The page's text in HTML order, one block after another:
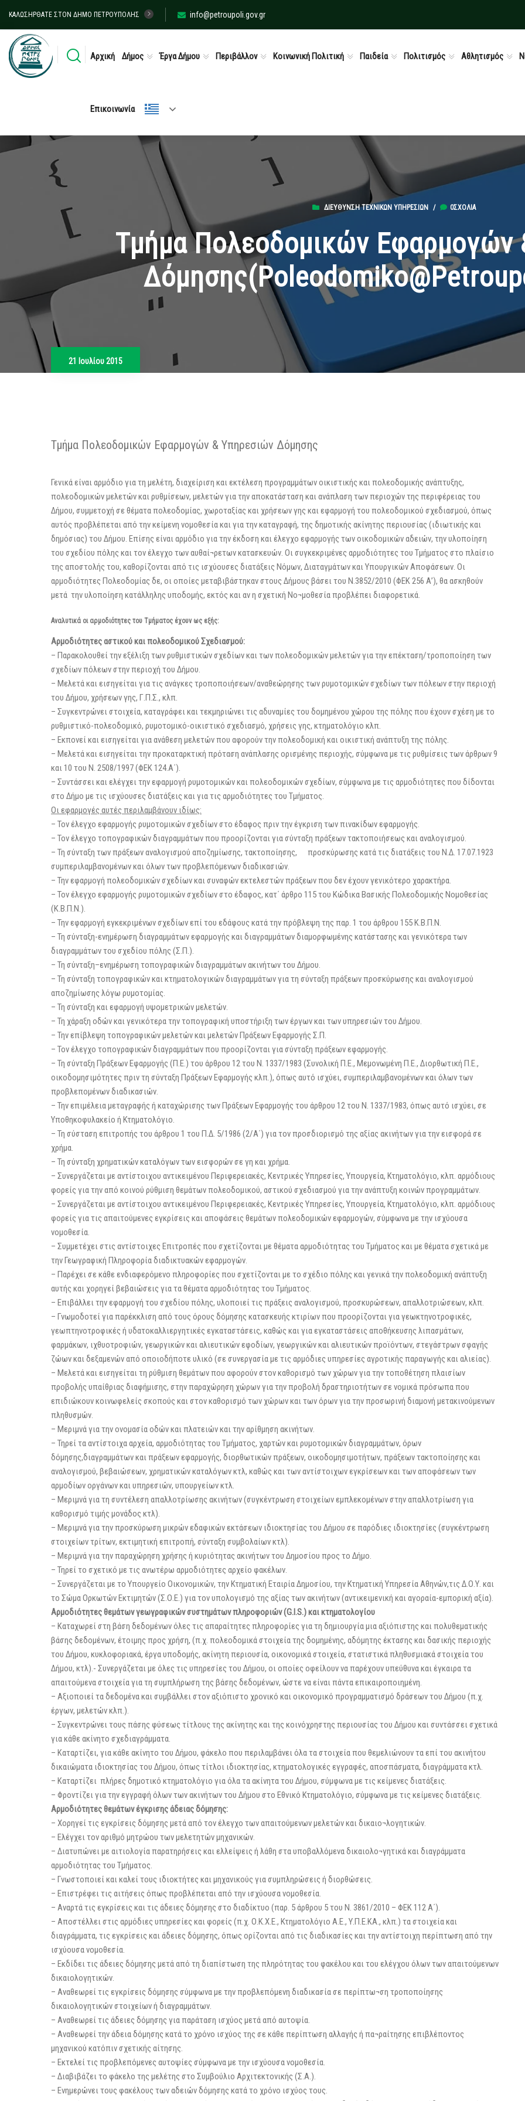
ΚΑΛΩΣΉΡΘΑΤΕ ΣΤΟΝ ΔΉΜΟ ΠΕΤΡΟΎΠΟΛΗΣ info@petroupoli.gov.gr
Αρχική Δήμος Έργα Δήμου Περιβάλλον Κοινωνική Πολιτική Παιδεία Πολιτισμός Αθλητισμός
Επικοινωνία
ΔΙΕΎΘΥΝΣΗ ΤΕΧΝΙΚΏΝ ΥΠΗΡΕΣΙΏΝ / 0ΣΧΌΛΙΑ
Τμήμα Πολεοδομικών Εφαρμογών
21 Ιουλίου 2015
Τμήμα Πολεοδομικών Εφαρμογών & Υπηρεσιών Δόμησης
Γενικά είναι αρμόδιο για τη μελέτη, διαχείριση και εκτέλεση προγραμμάτων οικιστικής και πολεοδομικής ανάπτυξης,
πολεοδομικών μελετών και ρυθμίσεων, μελετών για την αποκατάσταση και ανάπλαση των περιοχών της περιφέρειας του
Δήμου, συμμετοχή σε θέματα πολεοδομίας, χωροταξίας και χρήσεων γης και εφαρμογή του πολεοδομικού σχεδιασμού, όπως
αυτός προβλέπεται από την κείμενη νομοθεσία και για την καταγραφή, της δημοτικής ακίνητης περιουσίας (ιδιωτικής και
δημόσιας) του Δήμου. Επίσης είναι αρμόδιο για την έκδοση και έλεγχο εφαρμογής των οικοδομικών αδειών, την υλοποίηση
του σχεδίου πόλης και τον έλεγχο των αυθαί¬ρετων κατασκευών. Οι συγκεκριμένες αρμοδιότητες του Τμήματος στο πλαίσιο
της αποστολής του, καθορίζονται από τις ισχύουσες διατάξεις Νόμων, Διαταγμάτων και Υπουργικών Αποφάσεων. Οι
αρμοδιότητες Πολεοδομίας δε, οι οποίες μεταβιβάστηκαν στους Δήμους βάσει του Ν.3852/2010 (ΦΕΚ 256 Α’), θα ασκηθούν
μετά την υλοποίηση κατάλληλης υποδομής, εκτός και αν η σχετική Νο¬μοθεσία προβλέπει διαφορετικά.
Αναλυτικά οι αρμοδιότητες του Τμήματος έχουν ως εξής:
Αρμοδιότητες αστικού και πολεοδομικού Σχεδιασμού:
– Παρακολουθεί την εξέλιξη των ρυθμιστικών σχεδίων και των πολεοδομικών μελετών για την επέκταση/τροποποίηση των
σχεδίων πόλεων στην περιοχή του Δήμου.
– Μελετά και εισηγείται για τις ανάγκες τροποποιήσεων/αναθεώρησης των ρυμοτομικών σχεδίων των πόλεων στην περιοχή
του Δήμου, χρήσεων γης, Γ.Π.Σ., κλπ.
– Συγκεντρώνει στοιχεία, καταγράφει και τεκμηριώνει τις αδυναμίες του δομημένου χώρου της πόλης που έχουν σχέση με το
ρυθμιστικό-πολεοδομικό, ρυμοτομικό-οικιστικό σχεδιασμό, χρήσεις γης, κτηματολόγιο κλπ.
– Εκπονεί και εισηγείται για ανάθεση μελετών που αφορούν την πολεοδομική και οικιστική ανάπτυξη της πόλης.
– Μελετά και εισηγείται την προκαταρκτική πρόταση ανάπλασης ορισμένης περιοχής, σύμφωνα με τις ρυθμίσεις των άρθρων 9
και 10 του Ν. 2508/1997 (ΦΕΚ 124.Α΄).
– Συντάσσει και ελέγχει την εφαρμογή ρυμοτομικών και πολεοδομικών σχεδίων, σύμφωνα με τις αρμοδιότητες που δίδονται
στο Δήμο με τις ισχύουσες διατάξεις και για τις αρμοδιότητες του Τμήματος.
Οι εφαρμογές αυτές περιλαμβάνουν ιδίως:
– Τον έλεγχο εφαρμογής ρυμοτομικών σχεδίων στο έδαφος πριν την έγκριση των πινακίδων εφαρμογής.
– Τον έλεγχο τοπογραφικών διαγραμμάτων που προορίζονται για σύνταξη πράξεων τακτοποιήσεως και αναλογισμού.
– Τη σύνταξη των πράξεων αναλογισμού αποζημίωσης, τακτοποίησης, προσκύρωσης κατά τις διατάξεις του Ν.Δ. 17.07.1923
συμπεριλαμβανομένων και όλων των προβλεπόμενων διαδικασιών.
– Την εφαρμογή πολεοδομικών σχεδίων και συναφών εκτελεστών πράξεων που δεν έχουν γενικότερο χαρακτήρα.
– Τον έλεγχο εφαρμογής ρυμοτομικών σχεδίων στο έδαφος, κατ΄ άρθρο 115 του Κώδικα Βασικής Πολεοδομικής Νομοθεσίας
(Κ.Β.Π.Ν.).
– Την εφαρμογή εγκεκριμένων σχεδίων επί του εδάφους κατά την πρόβλεψη της παρ. 1 του άρθρου 155 Κ.Β.Π.Ν.
– Τη σύνταξη-ενημέρωση διαγραμμάτων εφαρμογής και διαγραμμάτων διαμορφωμένης κατάστασης και γενικότερα των
διαγραμμάτων του σχεδίου πόλης (Σ.Π.).
– Τη σύνταξη–ενημέρωση τοπογραφικών διαγραμμάτων ακινήτων του Δήμου.
– Τη σύνταξη τοπογραφικών και κτηματολογικών διαγραμμάτων για τη σύνταξη πράξεων προσκύρωσης και αναλογισμού
αποζημίωσης λόγω ρυμοτομίας.
– Τη σύνταξη και εφαρμογή υψομετρικών μελετών.
– Τη χάραξη οδών και γενικότερα την τοπογραφική υποστήριξη των έργων και των υπηρεσιών του Δήμου.
– Την επίβλεψη τοπογραφικών μελετών και μελετών Πράξεων Εφαρμογής Σ.Π.
– Τον έλεγχο τοπογραφικών διαγραμμάτων που προορίζονται για σύνταξη πράξεων εφαρμογής.
– Τη σύνταξη Πράξεων Εφαρμογής (Π.Ε.) του άρθρου 12 του Ν. 1337/1983 (Συνολική Π.Ε., Μεμονωμένη Π.Ε., Διορθωτική Π.Ε.,
οικοδομησιμότητες πριν τη σύνταξη Πράξεων Εφαρμογής κλπ.), όπως αυτό ισχύει, συμπεριλαμβανομένων και όλων των
προβλεπομένων διαδικασιών.
– Την επιμέλεια μεταγραφής ή καταχώρισης των Πράξεων Εφαρμογής του άρθρου 12 του Ν. 1337/1983, όπως αυτό ισχύει, σε
Υποθηκοφυλακείο ή Κτηματολόγιο.
– Τη σύσταση επιτροπής του άρθρου 1 του Π.Δ. 5/1986 (2/Α΄) για τον προσδιορισμό της αξίας ακινήτων για την εισφορά σε
χρήμα.
– Τη σύνταξη χρηματικών καταλόγων των εισφορών σε γη και χρήμα.
– Συνεργάζεται με αντίστοιχου αντικειμένου Περιφερειακές, Κεντρικές Υπηρεσίες, Υπουργεία, Κτηματολόγιο, κλπ. αρμόδιους
φορείς για την από κοινού ρύθμιση θεμάτων πολεοδομικού, αστικού σχεδιασμού για την ανάπτυξη κοινών προγραμμάτων.
– Συνεργάζεται με αντίστοιχου αντικειμένου Περιφερειακές, Κεντρικές Υπηρεσίες, Υπουργεία, Κτηματολόγιο, κλπ. αρμόδιους
φορείς για τις απαιτούμενες εγκρίσεις και αποφάσεις θεμάτων πολεοδομικών εφαρμογών, σύμφωνα με την ισχύουσα
νομοθεσία.
– Συμμετέχει στις αντίστοιχες Επιτροπές που σχετίζονται με θέματα αρμοδιότητας του Τμήματος και με θέματα σχετικά με
την Γεωγραφική Πληροφορία διαδικτυακών εφαρμογών.
– Παρέχει σε κάθε ενδιαφερόμενο πληροφορίες που σχετίζονται με το σχέδιο πόλης και γενικά την πολεοδομική ανάπτυξη
αυτής και χορηγεί βεβαιώσεις για τα θέματα αρμοδιότητας του Τμήματος.
– Επιβάλλει την εφαρμογή του σχεδίου πόλης, υλοποιεί τις πράξεις αναλογισμού, προσκυρώσεων, απαλλοτριώσεων, κλπ.
– Γνωμοδοτεί για παρέκκλιση από τους όρους δόμησης κατασκευής κτιρίων που προορίζονται για γεωκτηνοτροφικές,
γεωπτηνοτροφικές ή υδατοκαλλιεργητικές εγκαταστάσεις, καθώς και για εγκαταστάσεις αποθήκευσης λιπασμάτων,
φαρμάκων, ιχθυοτροφιών, γεωργικών και αλιευτικών εφοδίων, γεωργικών και αλιευτικών προϊόντων, στεγάστρων σφαγής
ζώων και δεξαμενών από οποιοδήποτε υλικό (σε συνεργασία με τις αρμόδιες υπηρεσίες αγροτικής παραγωγής και αλιείας).
– Μελετά και εισηγείται τη ρύθμιση θεμάτων που αφορούν στον καθορισμό των χώρων για την τοποθέτηση πλαισίων
προβολής υπαίθριας διαφήμισης, στην παραχώρηση χώρων για την προβολή δραστηριοτήτων σε νομικά πρόσωπα που
επιδιώκουν κοινωφελείς σκοπούς και στον καθορισμό των χώρων και των όρων για την προσωρινή διαμονή μετακινούμενων
πληθυσμών.
– Μεριμνά για την ονομασία οδών και πλατειών και την αρίθμηση ακινήτων.
– Τηρεί τα αντίστοιχα αρχεία, αρμοδιότητας του Τμήματος, χαρτών και ρυµοτοµικών διαγραµµάτων, όρων
δόµησης,διαγραµµάτων και πράξεων εφαρµογής, διορθωτικών πράξεων, οικοδομησιμοτήτων, πράξεων τακτοποίησης και
αναλογισµού, βεβαιώσεων, χρηματικών καταλόγων κτλ, καθώς και των αντίστοιχων εγκρίσεων και των αποφάσεων των
αρμοδίων οργάνων και υπηρεσιών, υπουργείων κτλ.
– Μεριμνά για τη συντέλεση απαλλοτρίωσης ακινήτων (συγκέντρωση στοιχείων εμπλεκομένων στην απαλλοτρίωση για
καθορισμό τιμής μονάδος κτλ).
– Μεριμνά για την προσκύρωση μικρών εδαφικών εκτάσεων ιδιοκτησίας του Δήμου σε παρόδιες ιδιοκτησίες (συγκέντρωση
στοιχείων τρίτων, εκτιμητική επιτροπή, σύνταξη συμβολαίων κτλ).
– Μεριμνά για την παραχώρηση χρήσης ή κυριότητας ακινήτων του Δημοσίου προς το Δήμο.
– Τηρεί το σχετικό με τις ανωτέρω αρμοδιότητες αρχείο φακέλων.
– Συνεργάζεται με το Υπουργείο Οικονομικών, την Κτηματική Εταιρία Δημοσίου, την Κτηματική Υπηρεσία Αθηνών,τις Δ.Ο.Υ. και
το Σώμα Ορκωτών Εκτιμητών (Σ.Ο.Ε.) για τον υπολογισμό της αξίας των ακινήτων (αντικειμενική και αγοραία-εμπορική αξία).
Αρμοδιότητες θεμάτων γεωγραφικών συστημάτων πληροφοριών (G.I.S.) και κτηματολογίου
– Καταχωρεί στη βάση δεδομένων όλες τις απαραίτητες πληροφορίες για τη δημιουργία μια αξιόπιστης και πολυθεματικής
βάσης δεδομένων, έτοιμης προς χρήση, (π.χ. πολεοδομικά στοιχεία της δομημένης, αδόμητης έκτασης και δασικής περιοχής
του Δήμου, κυκλοφοριακά, έργα υποδομής, ακίνητη περιουσία, οικονομικά στοιχεία, στατιστικά πληθυσμιακά στοιχεία του
Δήμου, κτλ).- Συνεργάζεται με όλες τις υπηρεσίες του Δήμου, οι οποίες οφείλουν να παρέχουν υπεύθυνα και έγκαιρα τα
απαιτούμενα στοιχεία για τη συμπλήρωση της βάσης δεδομένων, ώστε να είναι πάντα επικαιροποιημένη.
– Αξιοποιεί τα δεδομένα και συμβάλλει στον αξιόπιστο χρονικό και οικονομικό προγραμματισμό δράσεων του Δήμου (π.χ.
έργων, μελετών κλπ.).
– Συγκεντρώνει τους πάσης φύσεως τίτλους της ακίνητης και της κοινόχρηστης περιουσίας του Δήμου και συντάσσει σχετικά
για κάθε ακίνητο σχεδιαγράμματα.
– Καταρτίζει, για κάθε ακίνητο του Δήμου, φάκελο που περιλαμβάνει όλα τα στοιχεία που θεμελιώνουν τα επί του ακινήτου
δικαιώματα ιδιοκτησίας του Δήμου, όπως τίτλοι ιδιοκτησίας, κτηματολογικές εγγραφές, αποσπάσματα, διαγράμματα κτλ.
– Καταρτίζει πλήρες δημοτικό κτηματολόγιο για όλα τα ακίνητα του Δήμου, σύμφωνα με τις κείμενες διατάξεις.
– Φροντίζει για την εγγραφή όλων των ακινήτων του Δήμου στο Εθνικό Κτηματολόγιο, σύμφωνα με τις κείμενες διατάξεις.
Αρμοδιότητες θεμάτων έγκρισης άδειας δόμησης:
– Χορηγεί τις εγκρίσεις δόμησης μετά από τον έλεγχο των απαιτούμενων μελετών και δικαιο¬λογητικών.
– Ελέγχει τον αριθμό μητρώου των μελετητών μηχανικών.
– Διατυπώνει με αιτιολογία παρατηρήσεις και ελλείψεις ή λάθη στα υποβαλλόμενα δικαιολο¬γητικά και διαγράμματα
αρμοδιότητας του Τμήματος.
– Γνωστοποιεί και καλεί τους ιδιοκτήτες και μηχανικούς για συμπληρώσεις ή διορθώσεις.
– Επιστρέφει τις αιτήσεις όπως προβλέπεται από την ισχύουσα νομοθεσία.
– Αναρτά τις εγκρίσεις και τις άδειες δόμησης στο διαδίκτυο (παρ. 5 άρθρου 5 του Ν. 3861/2010 – ΦΕΚ 112 Α΄).
– Αποστέλλει στις αρμόδιες υπηρεσίες και φορείς (π.χ. Ο.Κ.Χ.Ε., Κτηματολόγιο Α.Ε., Υ.Π.Ε.ΚΑ., κλπ.) τα στοιχεία και
διαγράμματα, τις εγκρίσεις και άδειες δόμησης, όπως ορίζονται από τις διαδικασίες και την αντίστοιχη περίπτωση από την
ισχύουσα νομοθεσία.
– Εκδίδει τις άδειες δόμησης μετά από τη διαπίστωση της πληρότητας του φακέλου και του ελέγχου όλων των απαιτούμενων
δικαιολογητικών.
– Αναθεωρεί τις εγκρίσεις δόμησης σύμφωνα με την προβλεπόμενη διαδικασία σε περίπτω¬ση τροποποίησης
δικαιολογητικών στοιχείων ή διαγραμμάτων.
– Αναθεωρεί τις άδειες δόμησης για παράταση ισχύος μετά από αυτοψία.
– Αναθεωρεί την άδεια δόμησης κατά το χρόνο ισχύος της σε κάθε περίπτωση αλλαγής ή πα¬ραίτησης επιβλέποντος
μηχανικού κατόπιν σχετικής αίτησης.
– Εκτελεί τις προβλεπόμενες αυτοψίες σύμφωνα με την ισχύουσα νομοθεσία.
– Διαβιβάζει το φάκελο της μελέτης στο Συμβούλιο Αρχιτεκτονικής (Σ.Α.).
– Ενημερώνει τους φακέλους των αδειών δόμησης κατά το χρόνο ισχύος τους.